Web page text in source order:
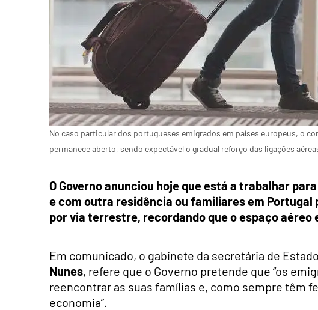
No caso particular dos portugueses emigrados em países europeus, o
permanece aberto, sendo expectável o gradual reforço das ligações
O Governo anunciou hoje que está a trabalhar
e com outra residência ou familiares em Portugal
por via terrestre, recordando que o espaço aéreo
Em comunicado, o gabinete da secretária de
Nunes, refere que o Governo pretende que “os
reencontrar as suas famílias e, como sempre têm
economia”.